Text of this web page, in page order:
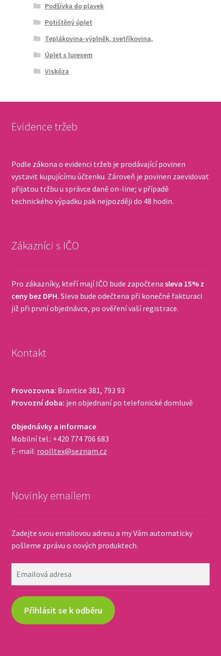
Podšívka do plavek
Potištěný úplet
Teplákovina-výplněk, svetříkovina,
Úplet s lurexem
Viskóza
Evidence tržeb
Podle zákona o evidenci tržeb je prodávající povinen
vystavit kupujícímu účtenku. Zároveň je povinen zaevidovat
přijatou tržbu u správce daně on-line; v případě
technického výpadku pak nejpozději do 48 hodin.
Zákazníci s IČO
Pro zákazníky, kteří mají IČO bude započtena sleva 15% z
ceny bez DPH. Sleva bude odečtena při konečné fakturaci
již při první objednávce, po ověření vaší registrace.
Kontakt
Provozovna: Brantice 381, 793 93
Provozní doba: jen objednaní po telefonické domluvě
Objednávky a informace
Mobilní tel.: +420 774 706 683
E-mail: roolltex@seznam.cz
Novinky emailem
Zadejte svou emailovou adresu a my Vám automaticky
pošleme zprávu o nových produktech.
Přihlásit se k odběru